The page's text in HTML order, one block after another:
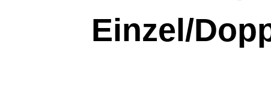
Einzel/